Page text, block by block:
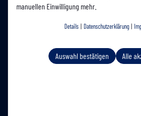
manuellen Einwilligung mehr.
Details | Datenschutzerklärung |
Auswahl bestätigen Alle